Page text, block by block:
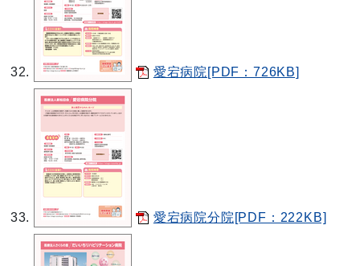
愛宕病院[PDF：726KB]
愛宕病院分院[PDF：222KB]